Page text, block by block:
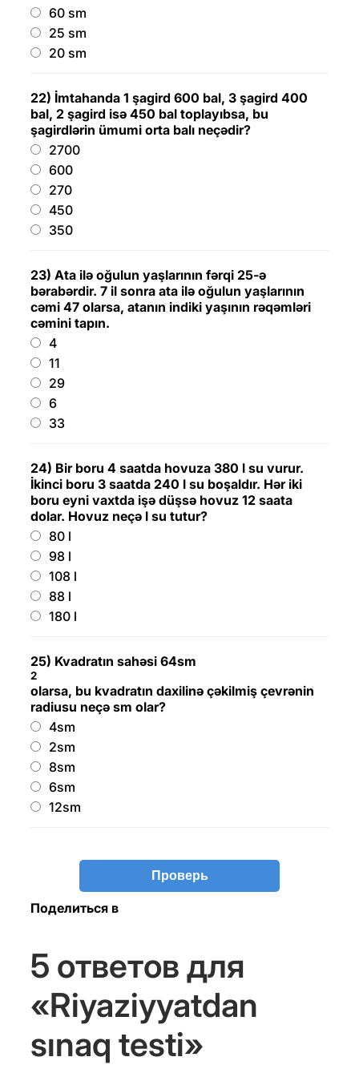
60 sm
25 sm
20 sm
22) İmtahanda 1 şagird 600 bal, 3 şagird 400
bal, 2 şagird isə 450 bal toplayıbsa, bu
şagirdlərin ümumi orta balı neçədir?
2700
600
270
450
350
23) Ata ilə oğulun yaşlarının fərqi 25-ə
bərabərdir. 7 il sonra ata ilə oğulun yaşlarının
cəmi 47 olarsa, atanın indiki yaşının rəqəmləri
cəmini tapın.
4
11
29
6
33
24) Bir boru 4 saatda hovuza 380 l su vurur.
İkinci boru 3 saatda 240 l su boşaldır. Hər iki
boru eyni vaxtda işə düşsə hovuz 12 saata
dolar. Hovuz neçə l su tutur?
80 l
98 l
108 l
88 l
180 l
25) Kvadratın sahəsi 64sm
2
olarsa, bu kvadratın daxilinə çəkilmiş çevrənin
radiusu neçə sm olar?
4sm
2sm
8sm
6sm
12sm
Поделиться в
5 ответов для
«Riyaziyyatdan
sınaq testi»